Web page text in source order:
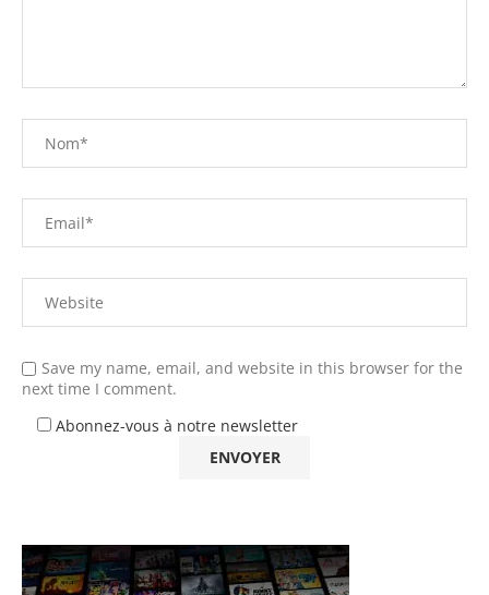
Save my name, email, and website in this browser for the
next time I comment.
Abonnez-vous à notre newsletter